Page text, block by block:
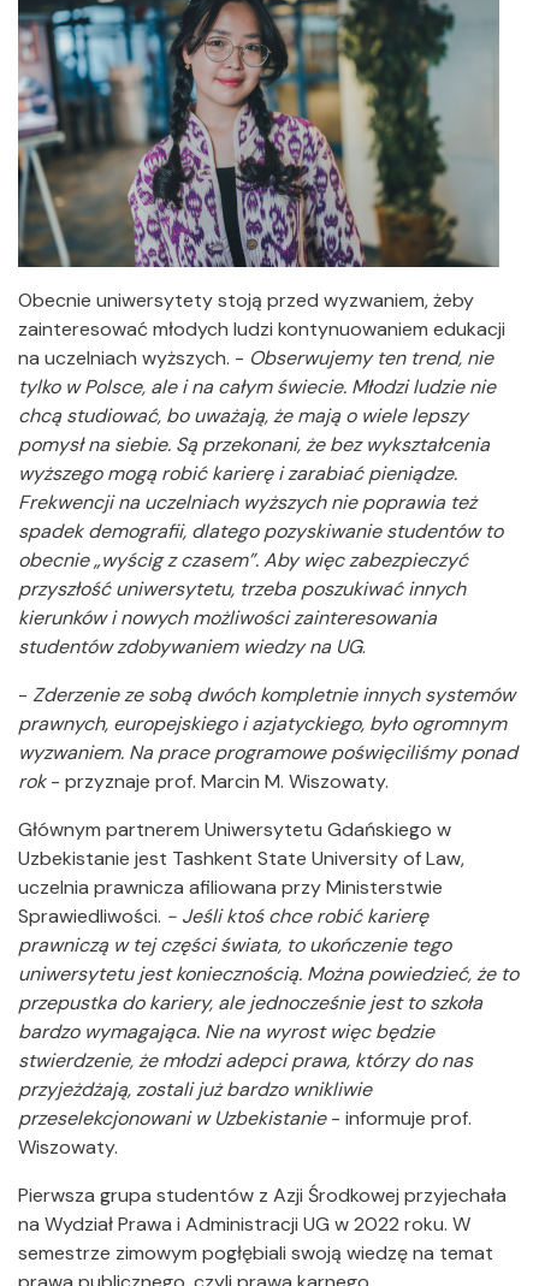
Obecnie uniwersytety stoją przed wyzwaniem, żeby
zainteresować młodych ludzi kontynuowaniem edukacji
na uczelniach wyższych. - Obserwujemy ten trend, nie
tylko w Polsce, ale i na całym świecie. Młodzi ludzie nie
chcą studiować, bo uważają, że mają o wiele lepszy
pomysł na siebie. Są przekonani, że bez wykształcenia
wyższego mogą robić karierę i zarabiać pieniądze.
Frekwencji na uczelniach wyższych nie poprawia też
spadek demografii, dlatego pozyskiwanie studentów to
obecnie „wyścig z czasem”. Aby więc zabezpieczyć
przyszłość uniwersytetu, trzeba poszukiwać innych
kierunków i nowych możliwości zainteresowania
studentów zdobywaniem wiedzy na UG.
- Zderzenie ze sobą dwóch kompletnie innych systemów
prawnych, europejskiego i azjatyckiego, było ogromnym
wyzwaniem. Na prace programowe poświęciliśmy ponad
rok- przyznaje prof. Marcin M. Wiszowaty.
Głównym partnerem Uniwersytetu Gdańskiego w
Uzbekistanie jest Tashkent State University of Law,
uczelnia prawnicza afiliowana przy Ministerstwie
Sprawiedliwości. - Jeśli ktoś chce robić karierę
prawniczą w tej części świata, to ukończenie tego
uniwersytetu jest koniecznością. Można powiedzieć, że to
przepustka do kariery, ale jednocześnie jest to szkoła
bardzo wymagająca. Nie na wyrost więc będzie
stwierdzenie, że młodzi adepci prawa, którzy do nas
przyjeżdżają, zostali już bardzo wnikliwie
przeselekcjonowani w Uzbekistanie- informuje prof.
Wiszowaty.
Pierwsza grupa studentów z Azji Środkowej przyjechała
na Wydział Prawa i Administracji UG w 2022 roku. W
semestrze zimowym pogłębiali swoją wiedzę na temat